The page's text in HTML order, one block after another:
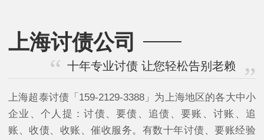
上海讨债公司
十年专业讨债 让您轻松告别老赖
上海超泰讨债「159-2129-3388」为上海地区的各大中小
企业、个人提：讨债、要债、追债、要账、讨账、追
账、收债、收账、催收服务。有数十年讨债、要账经验